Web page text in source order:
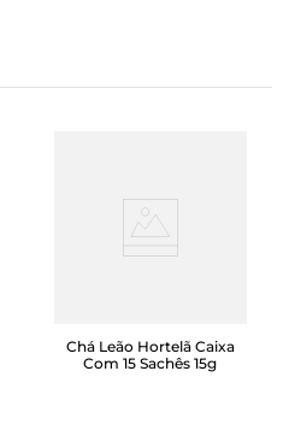
Chá Leão Hortelã Caixa
Com 15 Sachês 15g